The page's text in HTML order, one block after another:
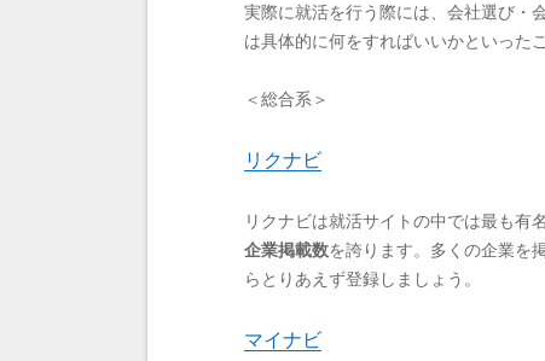
実際に就活を行う際には、会社選び・
は具体的に何をすればいいかといった
＜総合系＞
リクナビ
リクナビは就活サイトの中では最も有
企業掲載数を誇ります。多くの企業を
らとりあえず登録しましょう。
マイナビ